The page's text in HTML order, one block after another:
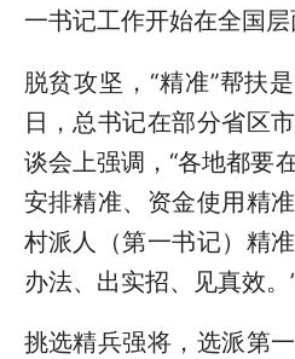
一书记工作开始在全国层
脱贫攻坚，“精准”帮扶
日，总书记在部分省区
谈会上强调，“各地都要
安排精准、资金使用精
村派人（第一书记）精
办法、出实招、见真效。
挑选精兵强将，选派第